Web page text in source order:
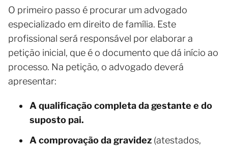
O primeiro passo é procurar um advogado
especializado em direito de família. Este
profissional será responsável por elaborar a
petição inicial, que é o documento que dá início ao
processo. Na petição, o advogado deverá
apresentar:
A qualificação completa da gestante e do
suposto pai.
A comprovação da gravidez (atestados,